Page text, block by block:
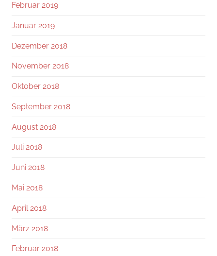
Februar 2019
Januar 2019
Dezember 2018
November 2018
Oktober 2018
September 2018
August 2018
Juli 2018
Juni 2018
Mai 2018
April 2018
März 2018
Februar 2018